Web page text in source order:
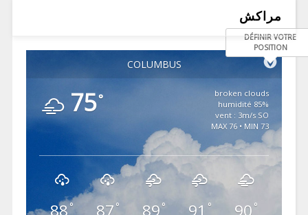
مراكش
COLUMBUS
DÉFINIR VOTRE
POSITION
75°
broken clouds
85% humidité
vent : 3m/s SO
MAX 76 • MIN 73
88° 87 ° 89° 91 ° 90 °